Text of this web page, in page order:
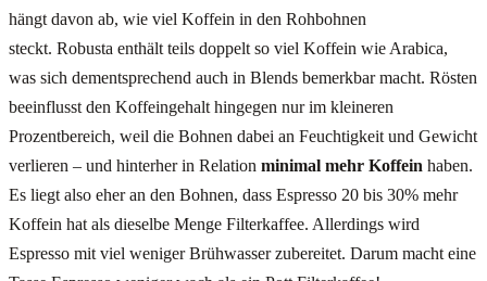
hängt davon ab, wie viel Koffein in den Rohbohnen
steckt. Robusta enthält teils doppelt so viel Koffein wie Arabica,
was sich dementsprechend auch in Blends bemerkbar macht. Rösten
beeinflusst den Koffeingehalt hingegen nur im kleineren
Prozentbereich, weil die Bohnen dabei an Feuchtigkeit und Gewicht
verlieren – und hinterher in Relation minimal mehr Koffein haben.
Es liegt also eher an den Bohnen, dass Espresso 20 bis 30% mehr
Koffein hat als dieselbe Menge Filterkaffee. Allerdings wird
Espresso mit viel weniger Brühwasser zubereitet. Darum macht eine